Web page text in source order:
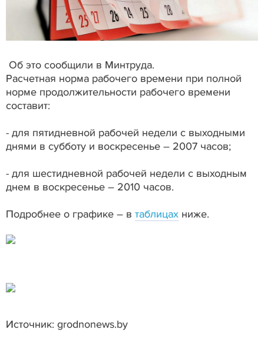
Об это сообщили в Минтруда.
Расчетная норма рабочего времени при полной
норме продолжительности рабочего времени
составит:
- для пятидневной рабочей недели с выходными
днями в субботу и воскресенье – 2007 часов;
- для шестидневной рабочей недели с выходным
днем в воскресенье – 2010 часов.
Подробнее о графике – в таблицах ниже.
Источник: grodnonews.by